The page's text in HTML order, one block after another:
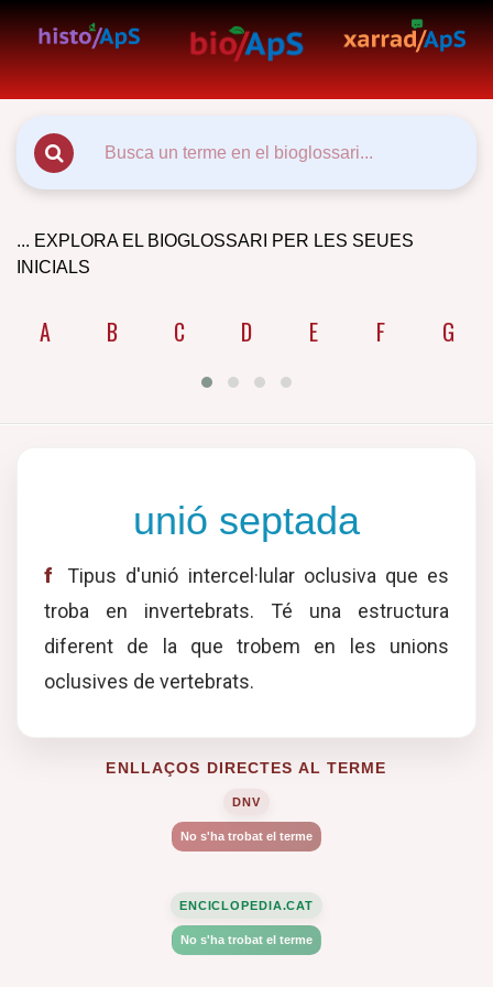
... EXPLORA EL BIOGLOSSARI PER LES SEUES
INICIALS
A B C D E F G
unió septada
f
Tipus d'unió intercel·lular oclusiva que es
troba en invertebrats. Té una estructura
diferent de la que trobem en les unions
oclusives de vertebrats.
ENLLAÇOS DIRECTES AL TERME
DNV
No s'ha trobat el terme
ENCICLOPEDIA.CAT
No s'ha trobat el terme